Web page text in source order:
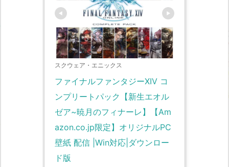
スクウェア・エニックス
ファイナルファンタジーXIV コ
ンプリートパック【新生エオル
ゼア~暁月のフィナーレ】【Am
azon.co.jp限定】オリジナルPC
壁紙 配信 |Win対応|ダウンロー
ド版